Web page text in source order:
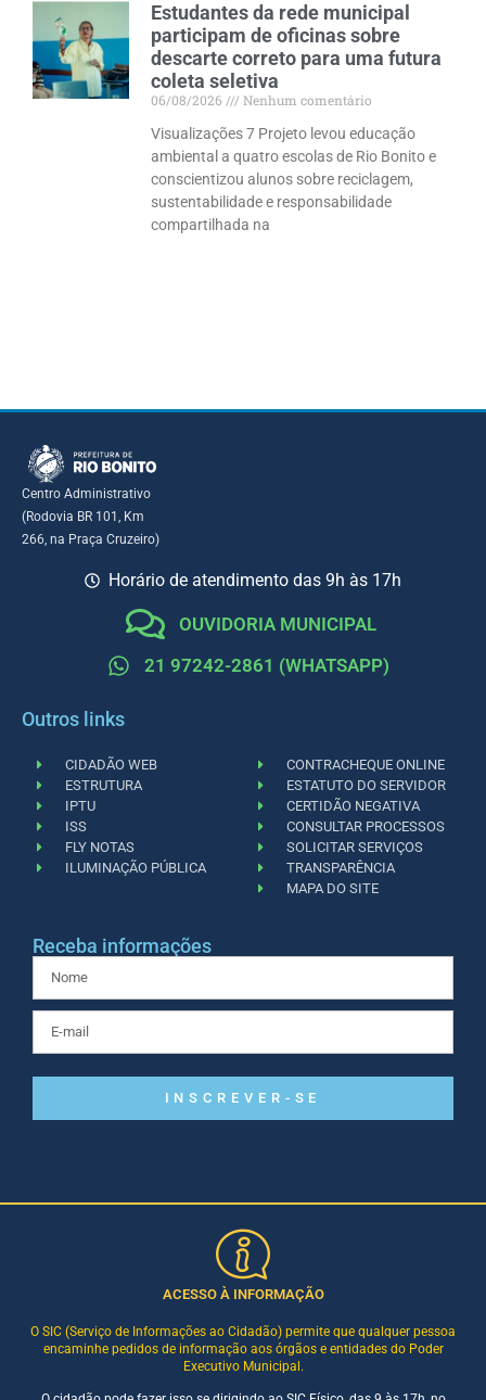
Estudantes da rede municipal
participam de oficinas sobre
descarte correto para uma futura
coleta seletiva
06/08/2026
Nenhum comentário
Visualizações 7 Projeto levou educação
ambiental a quatro escolas de Rio Bonito e
conscientizou alunos sobre reciclagem,
sustentabilidade e responsabilidade
compartilhada na
Centro Administrativo
(Rodovia BR 101, Km
266, na Praça Cruzeiro)
Horário de atendimento das 9h às 17h
OUVIDORIA MUNICIPAL
21 97242-2861 (WHATSAPP)
Outros links
CIDADÃO WEB
ESTRUTURA
IPTU
ISS
FLY NOTAS
ILUMINAÇÃO PÚBLICA
CONTRACHEQUE ONLINE
ESTATUTO DO SERVIDOR
CERTIDÃO NEGATIVA
CONSULTAR PROCESSOS
SOLICITAR SERVIÇOS
TRANSPARÊNCIA
MAPA DO SITE
Receba informações
INSCREVER-SE
ACESSO À INFORMAÇÃO
O SIC (Serviço de Informações ao Cidadão) permite que qualquer pessoa
encaminhe pedidos de informação aos órgãos e entidades do Poder
Executivo Municipal.